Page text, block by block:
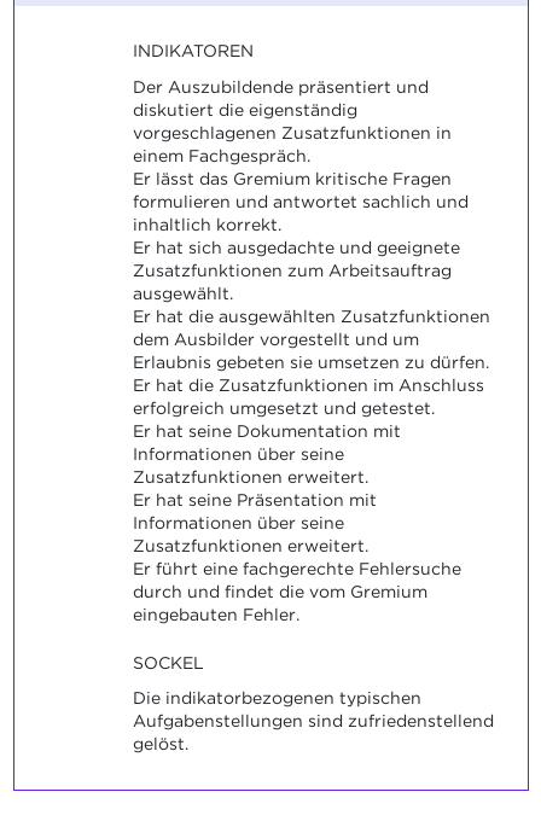
INDIKATOREN
Der Auszubildende präsentiert und
diskutiert die eigenständig
vorgeschlagenen Zusatzfunktionen in
einem Fachgespräch.
Er lässt das Gremium kritische Fragen
formulieren und antwortet sachlich und
inhaltlich korrekt.
Er hat sich ausgedachte und geeignete
Zusatzfunktionen zum Arbeitsauftrag
ausgewählt.
Er hat die ausgewählten Zusatzfunktionen
dem Ausbilder vorgestellt und um
Erlaubnis gebeten sie umsetzen zu dürfen.
Er hat die Zusatzfunktionen im Anschluss
erfolgreich umgesetzt und getestet.
Er hat seine Dokumentation mit
Informationen über seine
Zusatzfunktionen erweitert.
Er hat seine Präsentation mit
Informationen über seine
Zusatzfunktionen erweitert.
Er führt eine fachgerechte Fehlersuche
durch und findet die vom Gremium
eingebauten Fehler.
SOCKEL
Die indikatorbezogenen typischen
Aufgabenstellungen sind zufriedenstellend
gelöst.